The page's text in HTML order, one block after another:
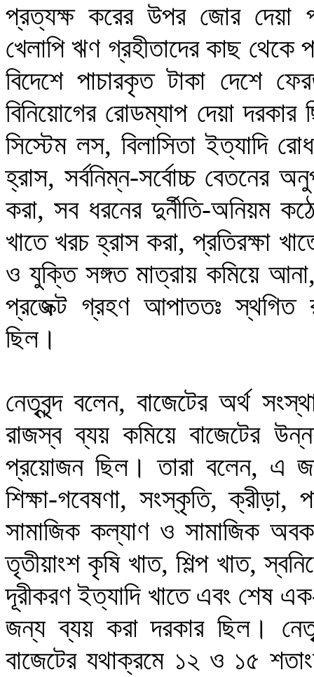
প্রত্যক্ষ করের উপর জোর দেয়া
খেলাপি ঋণ গ্রহীতাদের কাছ থেকে
বিদেশে পাচারকৃত টাকা দেশে
বিনিয়োগের রোডম্যাপ দেয়া
সিস্টেম লস, বিলাসিতা ইত্যাদি
হ্রাস, সর্বনিম্ন-সর্বোচ্চ বেতনের
করা, সব ধরনের দুর্নীতি-অনিয়ম
খাতে খরচ হ্রাস করা, প্রতিরক্ষা
ও যুক্তি সঙ্গত মাত্রায় কমিয়ে
প্রজেক্ট গ্রহণ আপাততঃ স্থগিত
ছিল।
নেতৃবৃন্দ বলেন, বাজেটের অর্থ
রাজস্ব ব্যয় কমিয়ে বাজেটের
প্রয়োজন ছিল। তারা বলেন, এ
শিক্ষা-গবেষণা, সংস্কৃতি, ক্রীড়া,
সামাজিক কল্যাণ ও সামাজিক
তৃতীয়াংশ কৃষি খাত, শিল্প খাত,
দূরীকরণ ইত্যাদি খাতে এবং শেষ
জন্য ব্যয় করা দরকার ছিল।
বাজেটের যথাক্রমে ১২ ও ১৫